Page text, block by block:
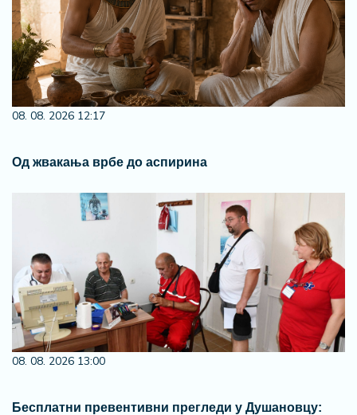
08. 08. 2026 12:17
Од жвакања врбе до аспирина
08. 08. 2026 13:00
Бесплатни превентивни прегледи у Душановцу: